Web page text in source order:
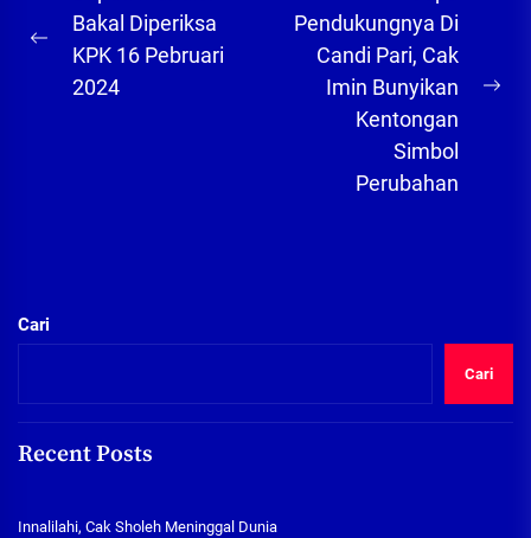
pos
Previous
post:
Bakal Diperiksa
KPK 16 Pebruari
2024
Pendukungnya Di
Candi Pari, Cak
Imin Bunyikan
Kentongan
Simbol
Perubahan
Cari
Cari
Recent Posts
Innalilahi, Cak Sholeh Meninggal Dunia